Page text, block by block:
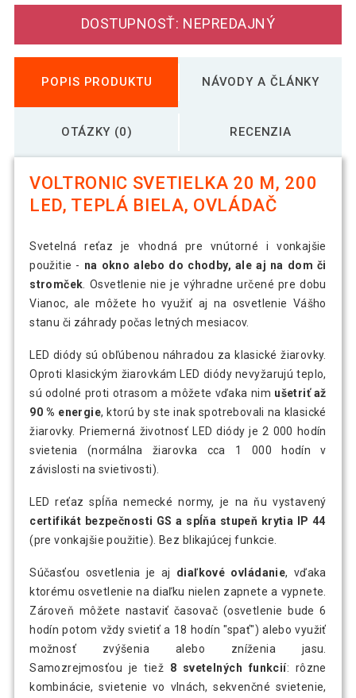
DOSTUPNOSŤ: NEPREDAJNÝ
POPIS PRODUKTU NÁVODY A ČLÁNKY
OTÁZKY (0) RECENZIA
VOLTRONIC SVETIELKA 20 M, 200
LED, TEPLÁ BIELA, OVLÁDAČ
Svetelná reťaz je vhodná pre vnútorné i vonkajšie
použitie - na okno alebo do chodby, ale aj na dom či
stromček. Osvetlenie nie je výhradne určené pre dobu
Vianoc, ale môžete ho využiť aj na osvetlenie Vášho
stanu či záhrady počas letných mesiacov.
LED diódy sú obľúbenou náhradou za klasické žiarovky.
Oproti klasickým žiarovkám LED diódy nevyžarujú teplo,
sú odolné proti otrasom a môžete vďaka nim ušetriť až
90 % energie, ktorú by ste inak spotrebovali na klasické
žiarovky. Priemerná životnosť LED diódy je 2 000 hodín
svietenia (normálna žiarovka cca 1 000 hodín v
závislosti na svietivosti).
LED reťaz spĺňa nemecké normy, je na ňu vystavený
certifikát bezpečnosti GS a spĺňa stupeň krytia IP 44
(pre vonkajšie použitie). Bez blikajúcej funkcie.
Súčasťou osvetlenia je aj diaľkové ovládanie, vďaka
ktorému osvetlenie na diaľku nielen zapnete a vypnete.
Zároveň môžete nastaviť časovač (osvetlenie bude 6
hodín potom vždy svietiť a 18 hodín "spať") alebo využiť
možnosť zvýšenia alebo zníženia jasu.
Samozrejmosťou je tiež 8 svetelných funkcií: rôzne
kombinácie, svietenie vo vlnách, sekvenčné svietenie,